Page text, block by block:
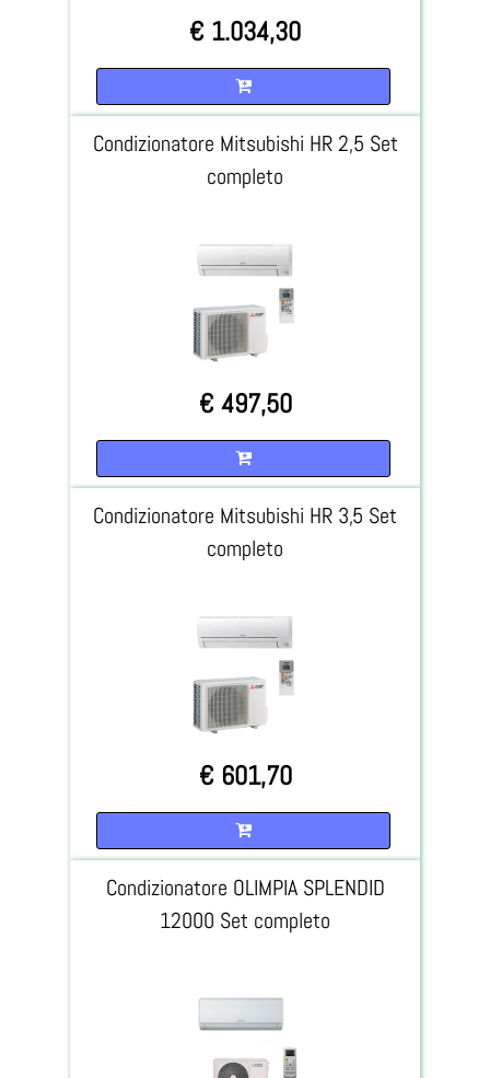
€ 1.034,30
Condizionatore Mitsubishi HR 2,5 Set
completo
€ 497,50
Condizionatore Mitsubishi HR 3,5 Set
completo
€ 601,70
Condizionatore OLIMPIA SPLENDID
12000 Set completo